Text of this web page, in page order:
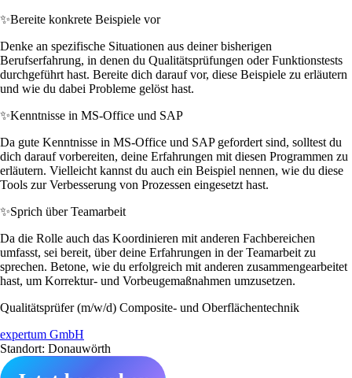
✨Bereite konkrete Beispiele vor
Denke an spezifische Situationen aus deiner bisherigen
Berufserfahrung, in denen du Qualitätsprüfungen oder Funktionstests
durchgeführt hast. Bereite dich darauf vor, diese Beispiele zu erläutern
und wie du dabei Probleme gelöst hast.
✨Kenntnisse in MS-Office und SAP
Da gute Kenntnisse in MS-Office und SAP gefordert sind, solltest du
dich darauf vorbereiten, deine Erfahrungen mit diesen Programmen zu
erläutern. Vielleicht kannst du auch ein Beispiel nennen, wie du diese
Tools zur Verbesserung von Prozessen eingesetzt hast.
✨Sprich über Teamarbeit
Da die Rolle auch das Koordinieren mit anderen Fachbereichen
umfasst, sei bereit, über deine Erfahrungen in der Teamarbeit zu
sprechen. Betone, wie du erfolgreich mit anderen zusammengearbeitet
hast, um Korrektur- und Vorbeugemaßnahmen umzusetzen.
Qualitätsprüfer (m/w/d) Composite- und Oberflächentechnik
expertum GmbH
Standort: Donauwörth